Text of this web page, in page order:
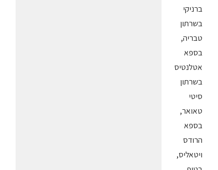
ברניקי
בשרתון
טבריה,
בספא
אטלנטיס
בשרתון
סיטי
טאואר,
בספא
הרודס
ויטאליס,